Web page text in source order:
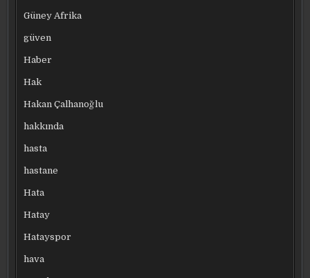
Güney Afrika
güven
Haber
Hak
Hakan Çalhanoğlu
hakkında
hasta
hastane
Hata
Hatay
Hatayspor
hava